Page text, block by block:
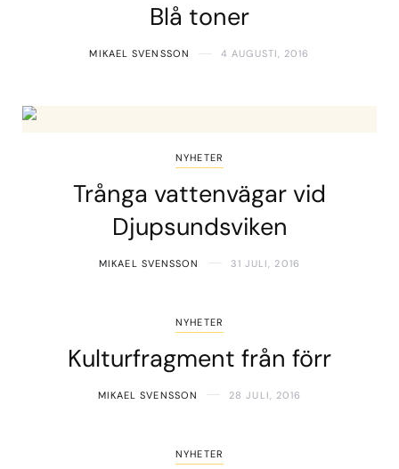
Blå toner
MIKAEL SVENSSON 4 AUGUSTI, 2016
NYHETER
Trånga vattenvägar vid
Djupsundsviken
MIKAEL SVENSSON 31 JULI, 2016
NYHETER
Kulturfragment från förr
MIKAEL SVENSSON 28 JULI, 2016
NYHETER